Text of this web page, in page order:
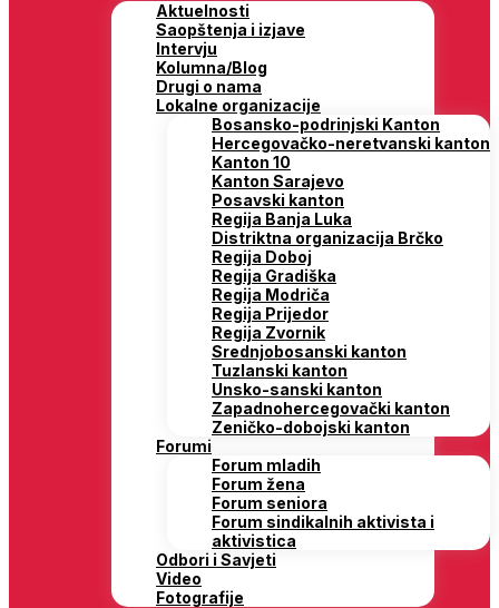
Aktuelnosti
Saopštenja i izjave
Intervju
Kolumna/Blog
Drugi o nama
Lokalne organizacije
Bosansko-podrinjski Kanton
Hercegovačko-neretvanski kanton
Kanton 10
Kanton Sarajevo
Posavski kanton
Regija Banja Luka
Distriktna organizacija Brčko
Regija Doboj
Regija Gradiška
Regija Modriča
Regija Prijedor
Regija Zvornik
Srednjobosanski kanton
Tuzlanski kanton
Unsko-sanski kanton
Zapadnohercegovački kanton
Zeničko-dobojski kanton
Forumi
Forum mladih
Forum žena
Forum seniora
Forum sindikalnih aktivista i
aktivistica
Odbori i Savjeti
Video
Fotografije